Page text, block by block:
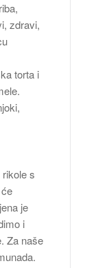
zdravi,
torta i
s
je
i
Za naše